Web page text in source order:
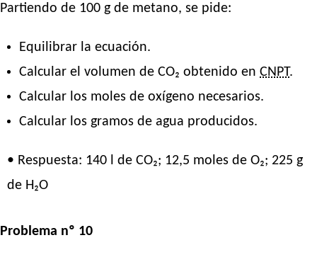
Partiendo de 100 g de metano, se pide:
Equilibrar la ecuación.
Calcular el volumen de CO₂ obtenido enCNPT.
Calcular los moles de oxígeno necesarios.
Calcular los gramos de agua producidos.
• Respuesta: 140 l de CO₂; 12,5 moles de O₂; 225 g
de H₂O
Problema nº 10